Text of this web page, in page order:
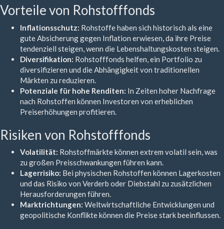
Vorteile von Rohstofffonds
Inflationsschutz: Rohstoffe haben sich historisch als eine
gute Absicherung gegen Inflation erwiesen, da ihre Preise
tendenziell steigen, wenn die Lebenshaltungskosten steigen.
Diversifikation: Rohstofffonds helfen, ein Portfolio zu
diversifizieren und die Abhängigkeit von traditionellen
Märkten zu reduzieren.
Potenziale für hohe Renditen: In Zeiten hoher Nachfrage
nach Rohstoffen können Investoren von erheblichen
Preiserhöhungen profitieren.
Risiken von Rohstofffonds
Volatilität: Rohstoffmärkte können extrem volatil sein, was
zu großen Preisschwankungen führen kann.
Lagerrisiko: Bei physischen Rohstoffen können Lagerkosten
und das Risiko von Verderb oder Diebstahl zu zusätzlichen
Herausforderungen führen.
Marktrichtungen: Weltwirtschaftliche Entwicklungen und
geopolitische Konflikte können die Preise stark beeinflussen.